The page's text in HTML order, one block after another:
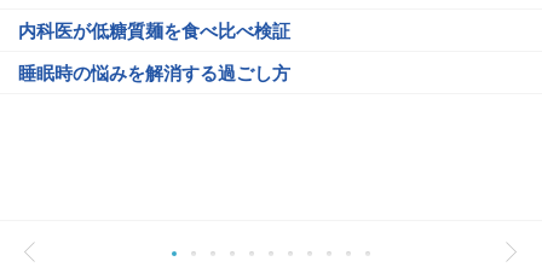
内科医が低糖質麺を食べ比べ検証
睡眠時の悩みを解消する過ごし方